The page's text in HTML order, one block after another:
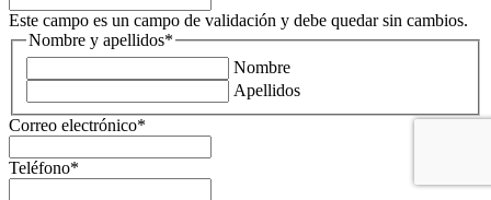
Este campo es un campo de validación y debe quedar sin cambios.
Nombre y apellidos*
Nombre
Apellidos
Correo electrónico*
Teléfono*